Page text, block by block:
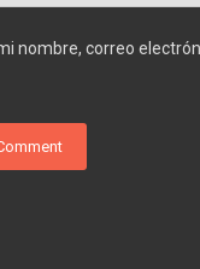
nombre, correo